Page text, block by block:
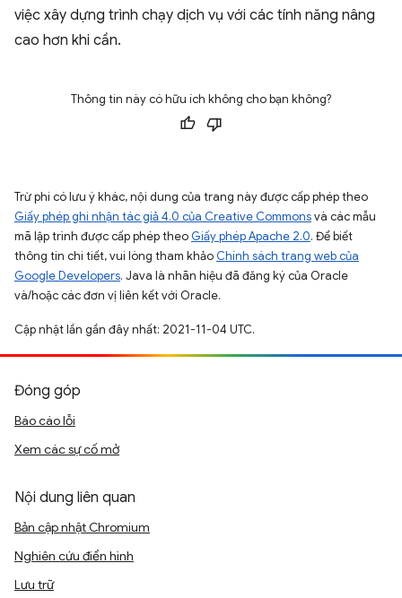
việc xây dựng trình chạy dịch vụ với các tính năng nâng
cao hơn khi cần.
Thông tin này có hữu ích không cho bạn không?
Trừ phi có lưu ý khác, nội dung của trang này được cấp phép theo
Giấy phép ghi nhận tác giả 4.0 của Creative Commonsvà các mẫu
mã lập trình được cấp phép theo Giấy phép Apache 2.0. Để biết
thông tin chi tiết, vui lòng tham khảo Chính sách trang web của
Google Developers. Java là nhãn hiệu đã đăng ký của Oracle
và/hoặc các đơn vị liên kết với Oracle.
Cập nhật lần gần đây nhất: 2021-11-04 UTC.
Đóng góp
Báo cáo lỗi
Xem các sự cố mở
Nội dung liên quan
Bản cập nhật Chromium
Nghiên cứu điển hình
Lưu trữ